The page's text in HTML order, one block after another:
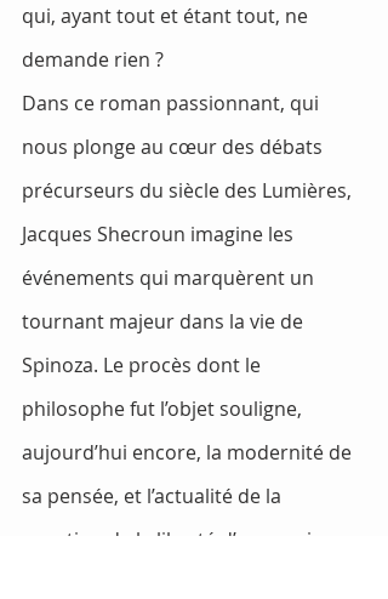
qui, ayant tout et étant tout, ne
demande rien ?
Dans ce roman passionnant, qui
nous plonge au cœur des débats
précurseurs du siècle des Lumières,
Jacques Shecroun imagine les
événements qui marquèrent un
tournant majeur dans la vie de
Spinoza. Le procès dont le
philosophe fut l’objet souligne,
aujourd’hui encore, la modernité de
sa pensée, et l’actualité de la
question de la liberté d’expression.